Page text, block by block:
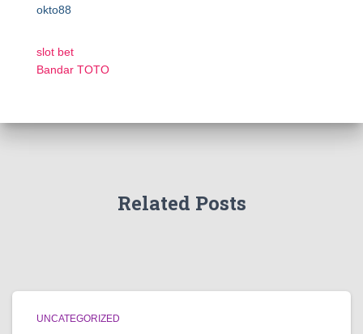
okto88
slot bet
Bandar TOTO
Related Posts
UNCATEGORIZED